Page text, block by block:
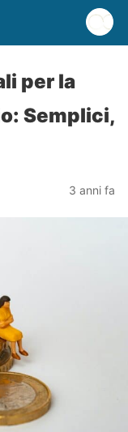
per la
Semplici,
3 anni fa